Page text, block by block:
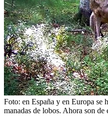
Foto: en España y en Europa se
manadas de lobos. Ahora son de